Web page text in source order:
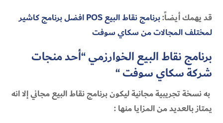
قد يهمك أيضاً:
برنامج نقاط البيع POS افضل برنامج كاشير
لمختلف المجالات من سكاي سوفت
برنامج نقاط البيع الخوارزمي “أحد منجات
شركة سكاي سوفت “
به نسخة تجريبية مجانية ليكون برنامج نقاط البيع مجاني إلا انه
يمتاز بالعديد من المزايا منها :